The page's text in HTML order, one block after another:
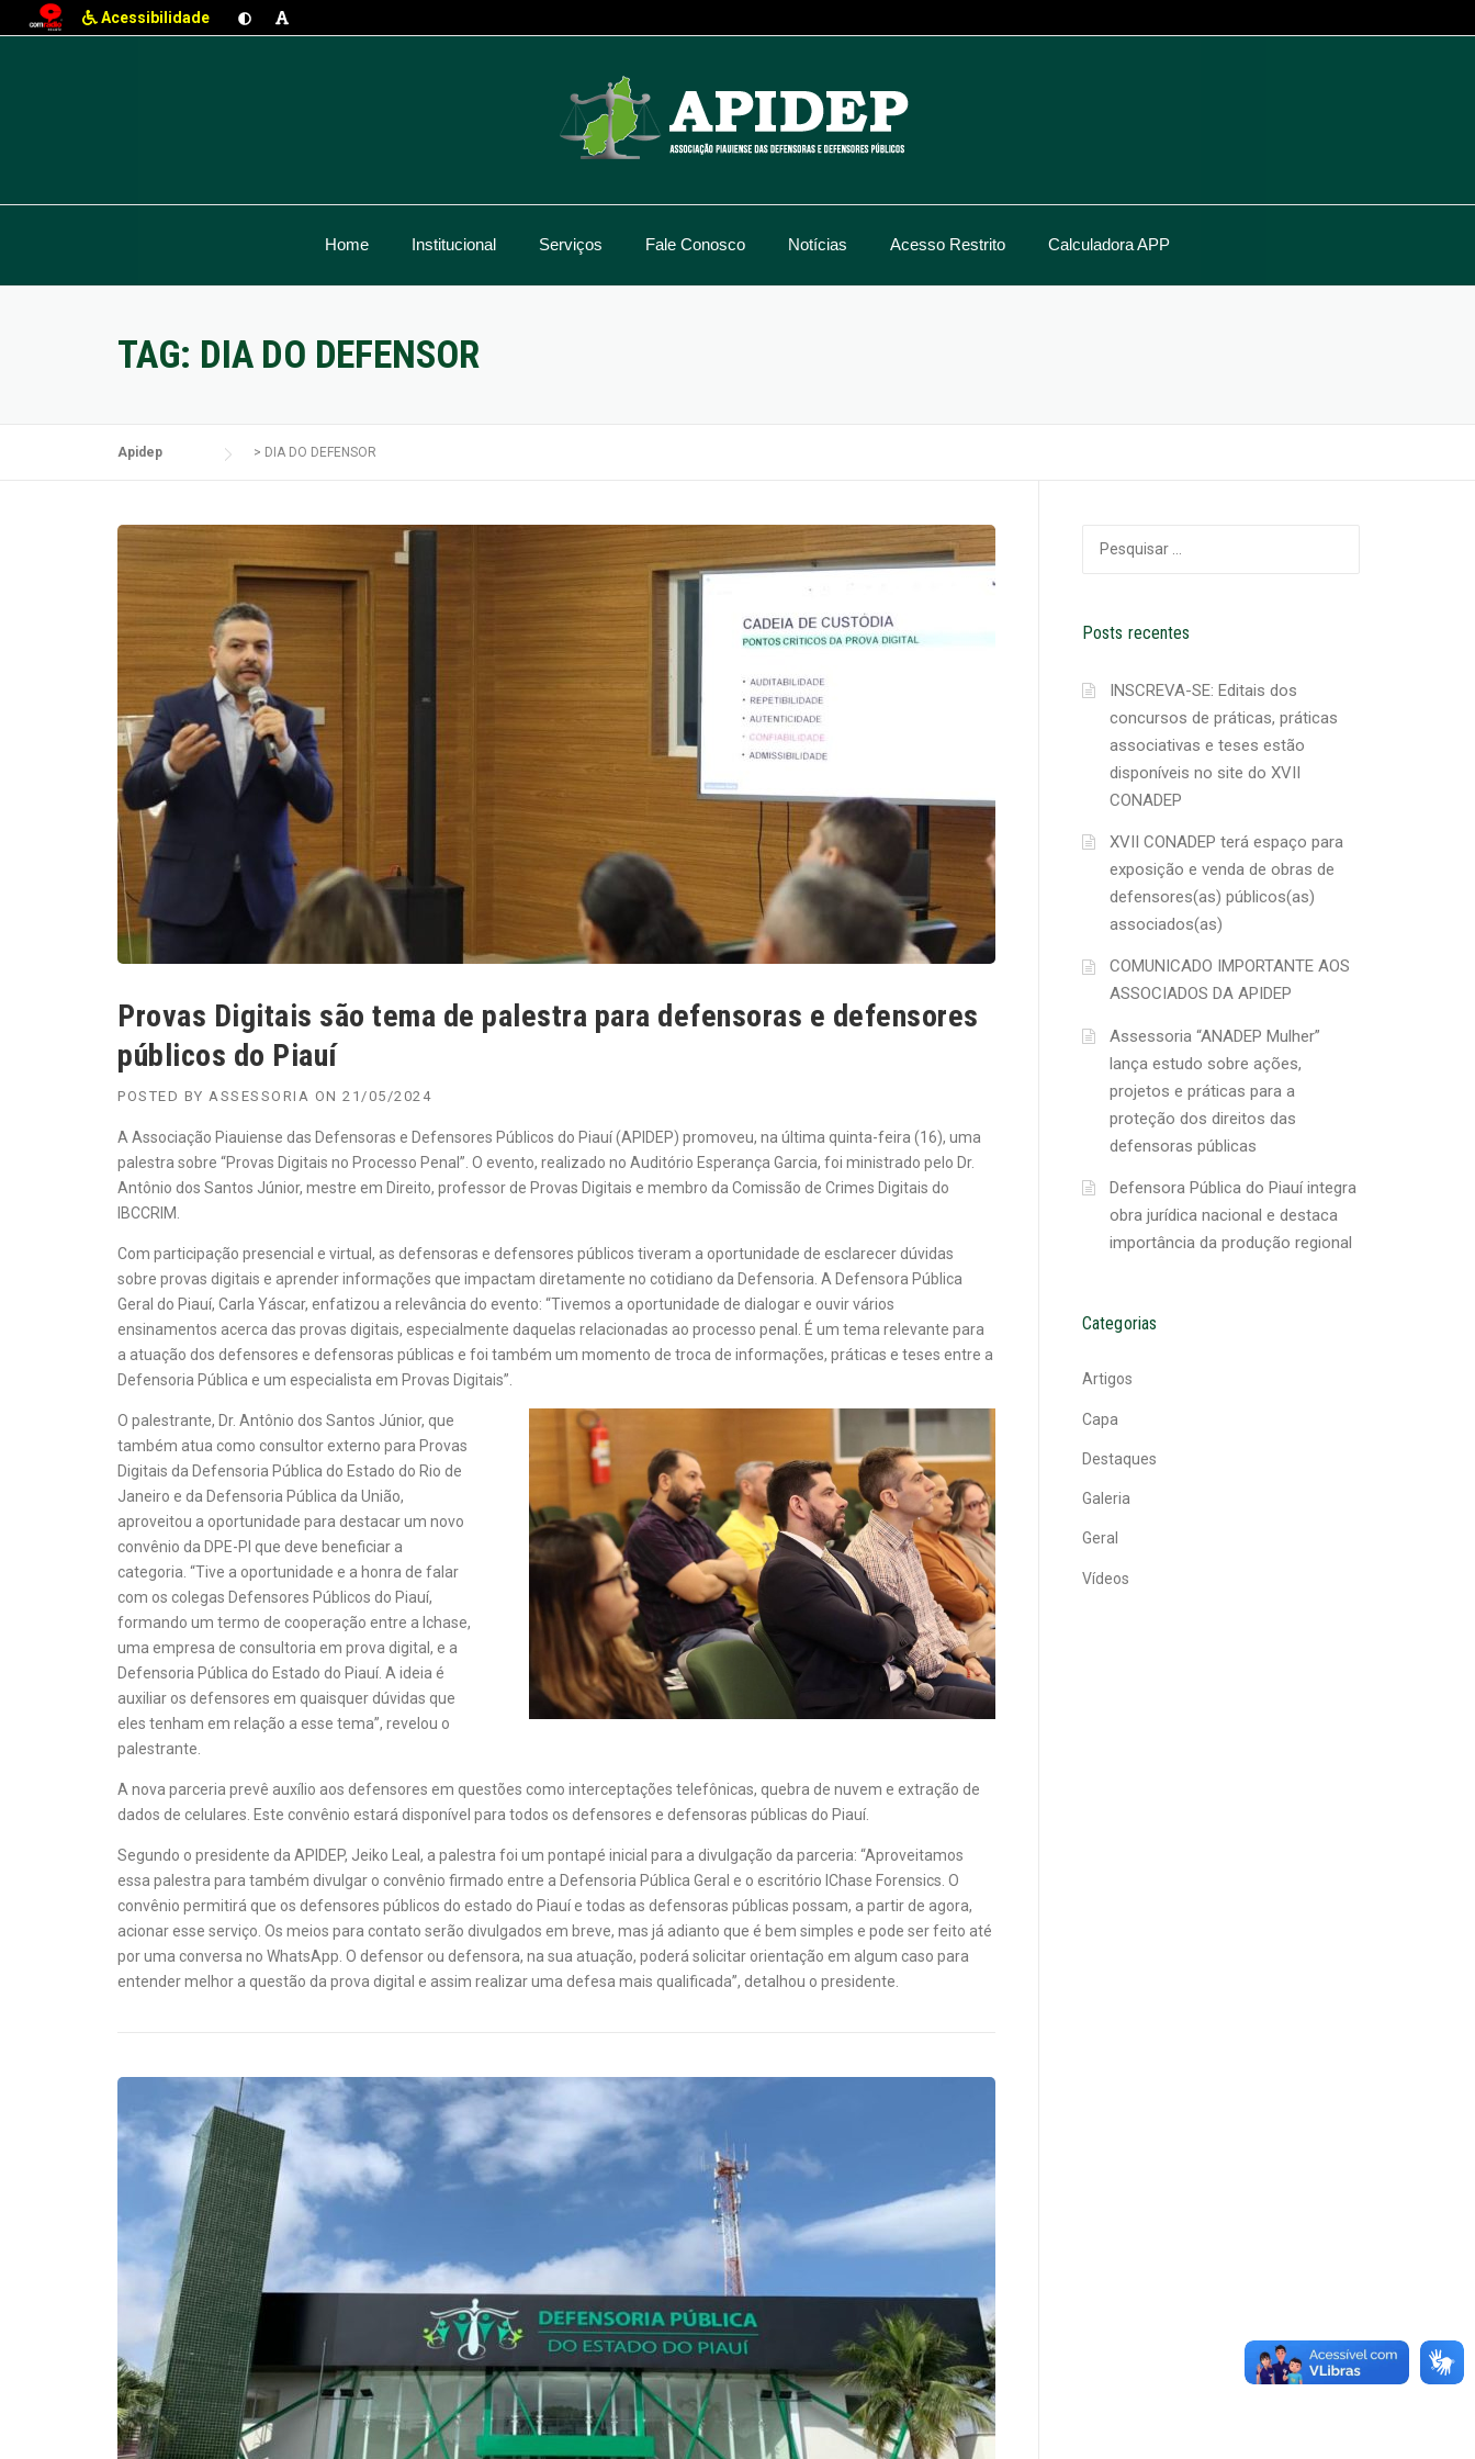
Acessibilidade
Home Institucional Serviços Fale Conosco Notícias Acesso Restrito Calculadora APP
TAG: DIA DO DEFENSOR
Apidep > DIA DO DEFENSOR
Provas Digitais são tema de palestra para defensoras e defensores
públicos do Piauí
POSTED BY ASSESSORIA ON 21/05/2024
A Associação Piauiense das Defensoras e Defensores Públicos do Piauí (APIDEP) promoveu, na última quinta-feira (16), uma
palestra sobre “Provas Digitais no Processo Penal”. O evento, realizado no Auditório Esperança Garcia, foi ministrado pelo Dr.
Antônio dos Santos Júnior, mestre em Direito, professor de Provas Digitais e membro da Comissão de Crimes Digitais do
IBCCRIM.
Com participação presencial e virtual, as defensoras e defensores públicos tiveram a oportunidade de esclarecer dúvidas
sobre provas digitais e aprender informações que impactam diretamente no cotidiano da Defensoria. A Defensora Pública
Geral do Piauí, Carla Yáscar, enfatizou a relevância do evento: “Tivemos a oportunidade de dialogar e ouvir vários
ensinamentos acerca das provas digitais, especialmente daquelas relacionadas ao processo penal. É um tema relevante para
a atuação dos defensores e defensoras públicas e foi também um momento de troca de informações, práticas e teses entre a
Defensoria Pública e um especialista em Provas Digitais”.
O palestrante, Dr. Antônio dos Santos Júnior, que
também atua como consultor externo para Provas
Digitais da Defensoria Pública do Estado do Rio de
Janeiro e da Defensoria Pública da União,
aproveitou a oportunidade para destacar um novo
convênio da DPE-PI que deve beneficiar a
categoria. “Tive a oportunidade e a honra de falar
com os colegas Defensores Públicos do Piauí,
formando um termo de cooperação entre a Ichase,
uma empresa de consultoria em prova digital, e a
Defensoria Pública do Estado do Piauí. A ideia é
auxiliar os defensores em quaisquer dúvidas que
eles tenham em relação a esse tema”, revelou o
palestrante.
A nova parceria prevê auxílio aos defensores em questões como interceptações telefônicas, quebra de nuvem e extração de
dados de celulares. Este convênio estará disponível para todos os defensores e defensoras públicas do Piauí.
Segundo o presidente da APIDEP, Jeiko Leal, a palestra foi um pontapé inicial para a divulgação da parceria: “Aproveitamos
essa palestra para também divulgar o convênio firmado entre a Defensoria Pública Geral e o escritório IChase Forensics. O
convênio permitirá que os defensores públicos do estado do Piauí e todas as defensoras públicas possam, a partir de agora,
acionar esse serviço. Os meios para contato serão divulgados em breve, mas já adianto que é bem simples e pode ser feito até
por uma conversa no WhatsApp. O defensor ou defensora, na sua atuação, poderá solicitar orientação em algum caso para
entender melhor a questão da prova digital e assim realizar uma defesa mais qualificada”, detalhou o presidente.
Posts recentes
INSCREVA-SE: Editais dos
concursos de práticas, práticas
associativas e teses estão
disponíveis no site do XVII
CONADEP
XVII CONADEP terá espaço para
exposição e venda de obras de
defensores(as) públicos(as)
associados(as)
COMUNICADO IMPORTANTE AOS
ASSOCIADOS DA APIDEP
Assessoria “ANADEP Mulher”
lança estudo sobre ações,
projetos e práticas para a
proteção dos direitos das
defensoras públicas
Defensora Pública do Piauí integra
obra jurídica nacional e destaca
importância da produção regional
Categorias
Artigos
Capa
Destaques
Galeria
Geral
Vídeos